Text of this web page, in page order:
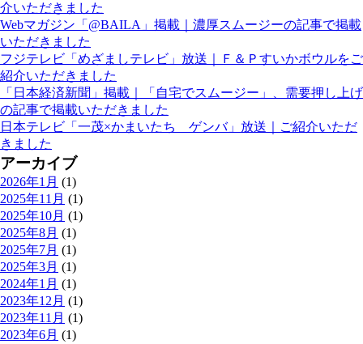
介いただきました
Webマガジン「@BAILA」掲載｜濃厚スムージーの記事で掲載
いただきました
フジテレビ「めざましテレビ」放送｜Ｆ＆Ｐすいかボウルをご
紹介いただきました
「日本経済新聞」掲載｜「自宅でスムージー」、需要押し上げ
の記事で掲載いただきました
日本テレビ「一茂×かまいたち ゲンバ」放送｜ご紹介いただ
きました
アーカイブ
2026年1月 (1)
2025年11月 (1)
2025年10月 (1)
2025年8月 (1)
2025年7月 (1)
2025年3月 (1)
2024年1月 (1)
2023年12月 (1)
2023年11月 (1)
2023年6月 (1)